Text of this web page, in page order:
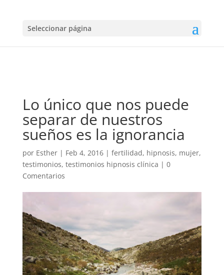
Seleccionar página
Lo único que nos puede
separar de nuestros
sueños es la ignorancia
por Esther| Feb 4, 2016| fertilidad, hipnosis, mujer,
testimonios, testimonios hipnosis clínica | 0
Comentarios